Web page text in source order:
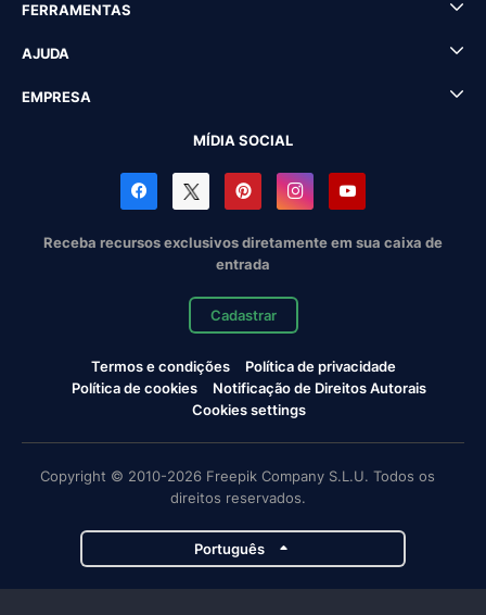
FERRAMENTAS
AJUDA
EMPRESA
MÍDIA SOCIAL
Receba recursos exclusivos diretamente em sua caixa de
entrada
Cadastrar
Termos e condições
Política de privacidade
Política de cookies
Notificação de Direitos Autorais
Cookies settings
Copyright © 2010-2026 Freepik Company S.L.U. Todos os
direitos reservados.
Português